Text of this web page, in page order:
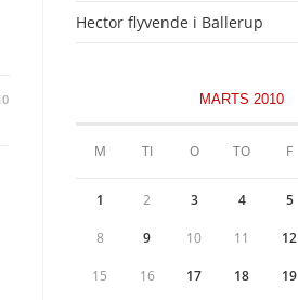
Hector flyvende i Ballerup
MARTS 2010
M TI O TO F
1 2 3 4 5
8 9 10 11 12
15 16 17 18 19